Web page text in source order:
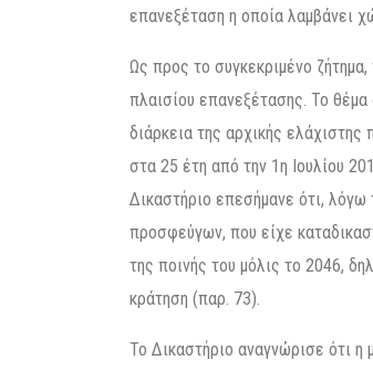
επανεξέταση η οποία λαμβάνει
Ως προς το συγκεκριμένο
πλαισίου επανεξέτασης. Το
διάρκεια της αρχικής
στα 25 έτη από την 1η Ιουλίου
Δικαστήριο επεσήμανε ότι,
προσφεύγων, που είχε
της ποινής του μόλις το 2046,
κράτηση (παρ. 73).
Το Δικαστήριο αναγνώρισε ότι η